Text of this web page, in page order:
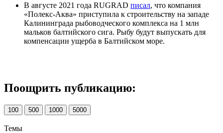
В августе 2021 года RUGRAD писал, что компания
«Полекс-Аква» приступила к строительству на западе
Калининграда рыбоводческого комплекса на 1 млн
мальков балтийского сига. Рыбу будут выпускать для
компенсации ущерба в Балтийском море.
Поощрить публикацию:
100 500 1000 5000
Темы